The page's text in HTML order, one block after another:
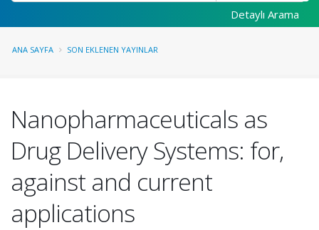
Detaylı Arama
ANA SAYFA SON EKLENEN YAYINLAR
Nanopharmaceuticals as
Drug Delivery Systems: for,
against and current
applications